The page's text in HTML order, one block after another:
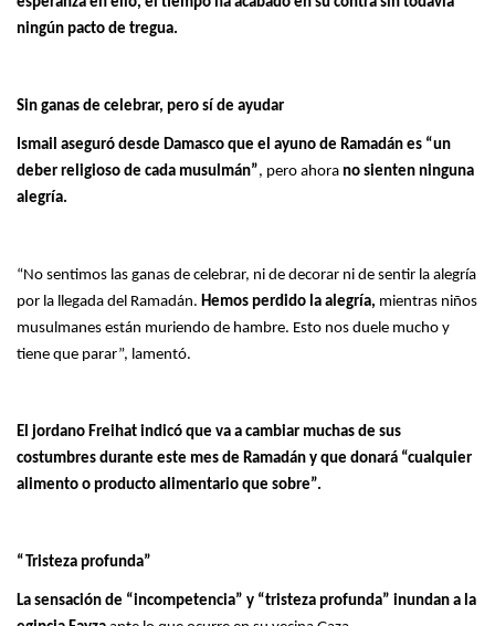
ningún pacto de tregua.
Sin ganas de celebrar, pero sí de ayudar
Ismail aseguró desde Damasco que el ayuno de Ramadán es “un
deber religioso de cada musulmán”, pero ahora no sienten ninguna
alegría.
“No sentimos las ganas de celebrar, ni de decorar ni de sentir la alegría
por la llegada del Ramadán. Hemos perdido la alegría, mientras niños
musulmanes están muriendo de hambre. Esto nos duele mucho y
tiene que parar”, lamentó.
El jordano Freihat indicó que va a cambiar muchas de sus
costumbres durante este mes de Ramadán y que donará “cualquier
alimento o producto alimentario que sobre”.
“Tristeza profunda”
La sensación de “incompetencia” y “tristeza profunda” inundan a la